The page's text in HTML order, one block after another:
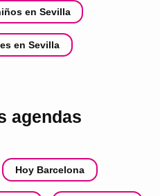
en Sevilla
en Sevilla
agendas
Hoy Barcelona